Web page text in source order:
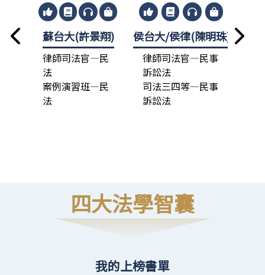
蘇台大(許景翔)
律師司法官—民
法
案例演習班—民
法
侯台大/侯律(陳明珠)
律師司法官—民事
訴訟法
司法三四等—民事
訴訟法
龍政
四大法學智囊
我的上榜書單